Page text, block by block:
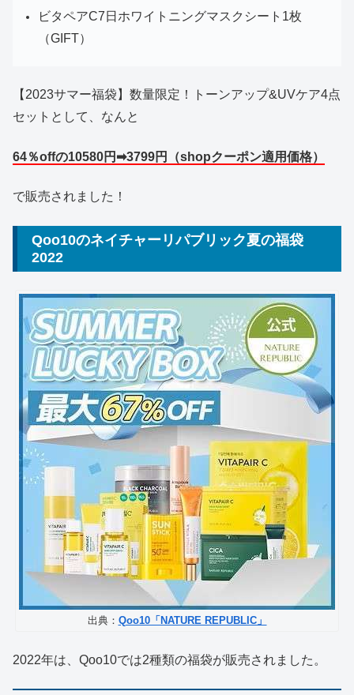
ビタペアC7日ホワイトニングマスクシート1枚
（GIFT）
【2023サマー福袋】数量限定！トーンアップ&UVケア4点
セットとして、なんと
64％offの10580円➡3799円（shopクーポン適用価格）
で販売されました！
Qoo10のネイチャーリパブリック夏の福袋
2022
出典： Qoo10「NATURE REPUBLIC」
2022年は、Qoo10では2種類の福袋が販売されました。